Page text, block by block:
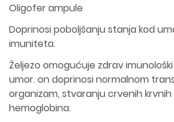
Oligofer ampule
Doprinosi poboljšanju stanja kod
imuniteta.
Željezo omogućuje zdrav
umor. on doprinosi normalnom
organizam, stvaranju crvenih
hemoglobina.